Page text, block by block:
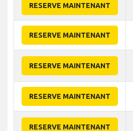
RESERVE MAINTENANT
RESERVE MAINTENANT
RESERVE MAINTENANT
RESERVE MAINTENANT
RESERVE MAINTENANT